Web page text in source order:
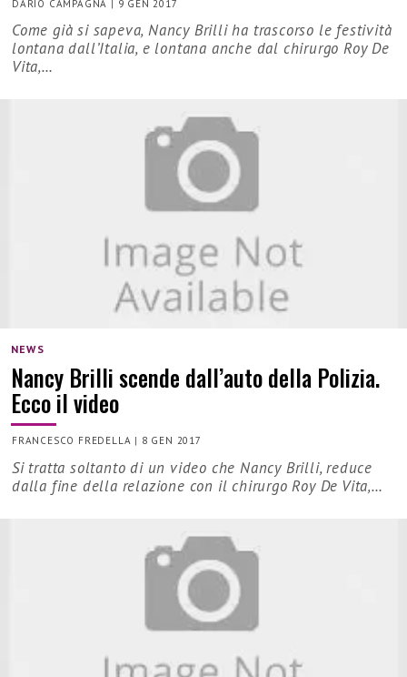
DARIO CAMPAGNA | 9 GEN 2017
Come già si sapeva, Nancy Brilli ha trascorso le festività
lontana dall’Italia, e lontana anche dal chirurgo Roy De
Vita,…
NEWS
Nancy Brilli scende dall’auto della Polizia.
Ecco il video
FRANCESCO FREDELLA | 8 GEN 2017
Si tratta soltanto di un video che Nancy Brilli, reduce
dalla fine della relazione con il chirurgo Roy De Vita,…